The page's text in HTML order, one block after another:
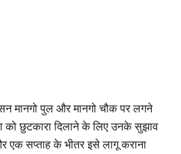
मानगो पुल और मानगो चौक पर लगने
को छुटकारा दिलाने के लिए उनके सुझाव
एक सप्ताह के भीतर इसे लागू कराना